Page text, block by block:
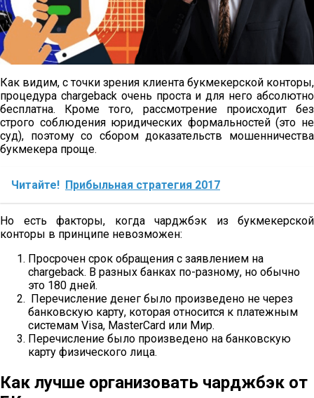
Как видим, с точки зрения клиента букмекерской конторы,
процедура chargeback очень проста и для него абсолютно
бесплатна. Кроме того, рассмотрение происходит без
строго соблюдения юридических формальностей (это не
суд), поэтому со сбором доказательств мошенничества
букмекера проще.
Читайте! Прибыльная стратегия 2017
Но есть факторы, когда чарджбэк из букмекерской
конторы в принципе невозможен:
Просрочен срок обращения с заявлением на
chargeback. В разных банках по-разному, но обычно
это 180 дней.
Перечисление денег было произведено не через
банковскую карту, которая относится к платежным
системам Visa, MasterCard или Мир.
Перечисление было произведено на банковскую
карту физического лица.
Как лучше организовать чарджбэк от